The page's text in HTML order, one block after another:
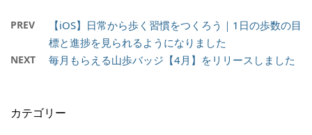
PREV
【iOS】日常から歩く習慣をつくろう｜1日の歩数の目
標と進捗を見られるようになりました
NEXT 毎月もらえる山歩バッジ【4月】をリリースしました
カテゴリー